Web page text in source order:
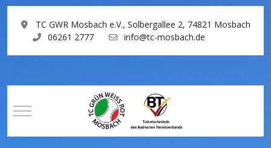
TC GWR Mosbach e.V., Solbergallee 2, 74821 Mosbach
06261 2777
info@tc-mosbach.de
Mobile Menu Toggle